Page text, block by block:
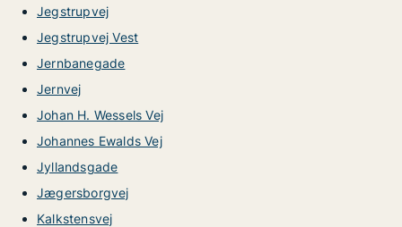
Jegstrupvej
Jegstrupvej Vest
Jernbanegade
Jernvej
Johan H. Wessels Vej
Johannes Ewalds Vej
Jyllandsgade
Jægersborgvej
Kalkstensvej